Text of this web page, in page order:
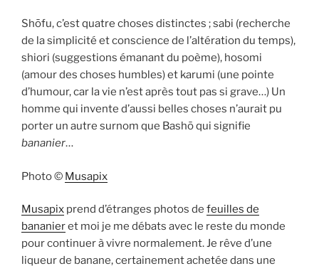
Shōfu, c’est quatre choses distinctes ; sabi (recherche
de la simplicité et conscience de l’altération du temps),
shiori (suggestions émanant du poème), hosomi
(amour des choses humbles) et karumi (une pointe
d’humour, car la vie n’est après tout pas si grave…) Un
homme qui invente d’aussi belles choses n’aurait pu
porter un autre surnom que Bashō qui signifie
bananier…
Photo © Musapix
Musapix prend d’étranges photos de feuilles de
bananieret moi je me débats avec le reste du monde
pour continuer à vivre normalement. Je rêve d’une
liqueur de banane, certainement achetée dans une